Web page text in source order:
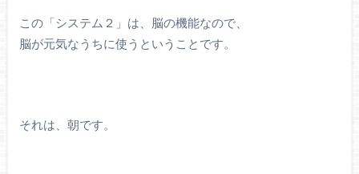
この「システム２」は、脳の機能なので、
脳が元気なうちに使うということです。
それは、朝です。